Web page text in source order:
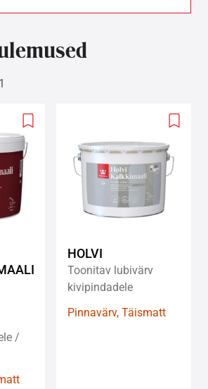
Add
to
/
Add
HOLVI
Toonitav lubivärv
kivipindadele
Pinnavärv, Täismatt